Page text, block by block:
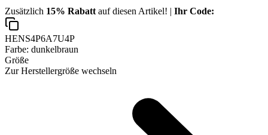
Zusätzlich 15% Rabatt auf diesen Artikel! | Ihr Code:
HENS4P6A7U4P
Farbe: dunkelbraun
Größe
Zur Herstellergröße wechseln